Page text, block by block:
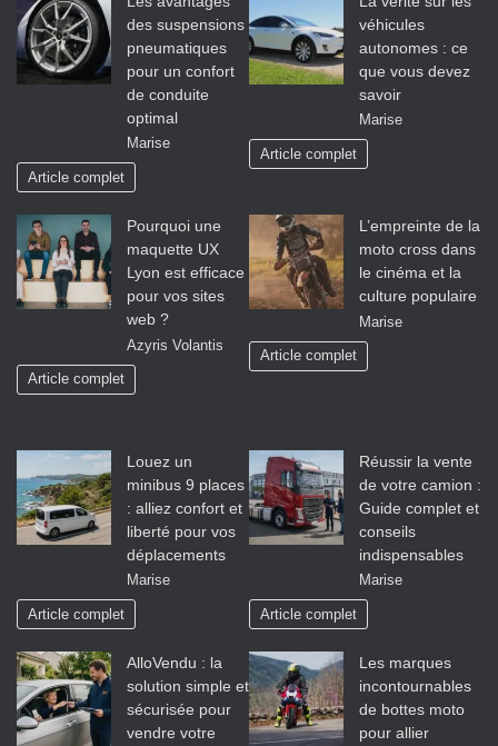
des suspensions
pneumatiques
pour un confort
de conduite
optimal
Marise
Article complet
véhicules
autonomes : ce
que vous devez
savoir
Marise
Article complet
Pourquoi une
maquette UX
Lyon est efficace
pour vos sites
web ?
Azyris Volantis
Article complet
L’empreinte de la
moto cross dans
le cinéma et la
culture populaire
Marise
Article complet
Louez un
minibus 9 places
: alliez confort et
liberté pour vos
déplacements
Marise
Article complet
Réussir la vente
de votre camion :
Guide complet et
conseils
indispensables
Marise
Article complet
AlloVendu : la
solution simple et
sécurisée pour
vendre votre
Les marques
incontournables
de bottes moto
pour allier